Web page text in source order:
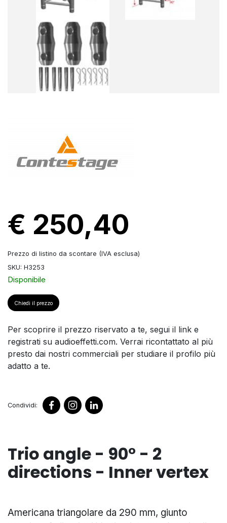
€ 250,40
Prezzo di listino da scontare (IVA esclusa)
SKU: H3253
Disponibile
Chiedi il prezzo
Per scoprire il prezzo riservato a te, segui il link e
registrati su audioeffetti.com. Verrai ricontattato al più
presto dai nostri commerciali per studiare il profilo più
adatto a te.
Condividi:
Trio angle - 90° - 2
directions - Inner vertex
Americana triangolare da 290 mm, giunto